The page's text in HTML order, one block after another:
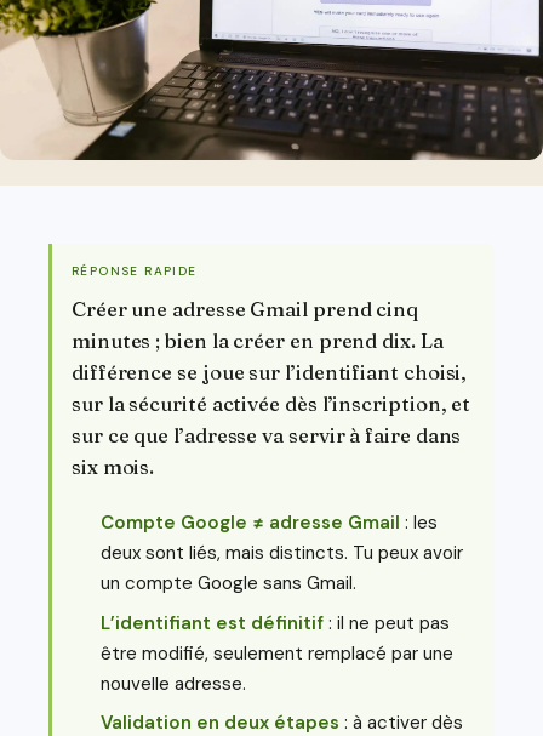
RÉPONSE RAPIDE
Créer une adresse Gmail prend cinq
minutes ; bien la créer en prend dix. La
différence se joue sur l’identifiant choisi,
sur la sécurité activée dès l’inscription, et
sur ce que l’adresse va servir à faire dans
six mois.
Compte Google ≠ adresse Gmail : les
deux sont liés, mais distincts. Tu peux avoir
un compte Google sans Gmail.
L’identifiant est définitif : il ne peut pas
être modifié, seulement remplacé par une
nouvelle adresse.
Validation en deux étapes : à activer dès